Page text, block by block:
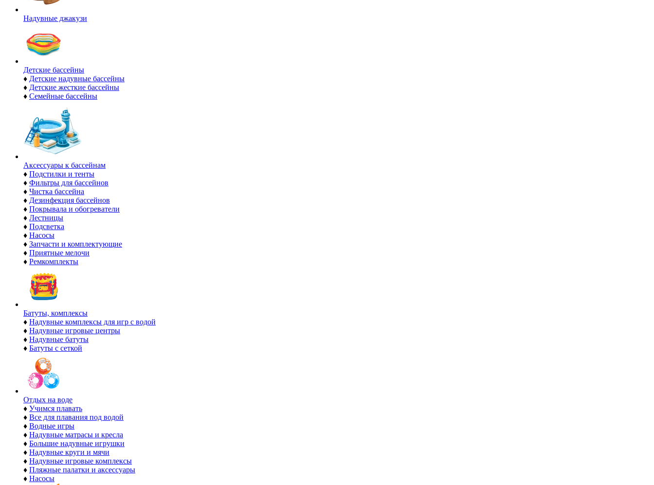
Надувные джакузи
Детские бассейны
♦ Детские надувные бассейны
♦ Детские жесткие бассейны
♦ Семейные бассейны
Аксессуары к бассейнам
♦ Подстилки и тенты
♦ Фильтры для бассейнов
♦ Чистка бассейна
♦ Дезинфекция бассейнов
♦ Покрывала и обогреватели
♦ Лестницы
♦ Подсветка
♦ Насосы
♦ Запчасти и комплектующие
♦ Приятные мелочи
♦ Ремкомплекты
Батуты, комплексы
♦ Надувные комплексы для игр с водой
♦ Надувные игровые центры
♦ Надувные батуты
♦ Батуты с сеткой
Отдых на воде
♦ Учимся плавать
♦ Все для плавания под водой
♦ Водные игры
♦ Надувные матрасы и кресла
♦ Большие надувные игрушки
♦ Надувные круги и мячи
♦ Надувные игровые комплексы
♦ Пляжные палатки и аксессуары
♦ Насосы